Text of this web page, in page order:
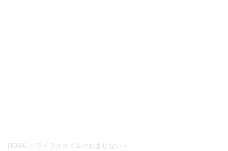
HOME > ライフスタイルのおまじない >